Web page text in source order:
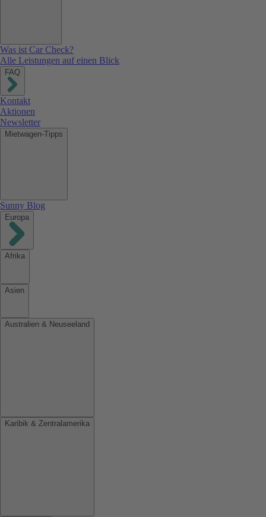
Was ist Car Check?
Alle Leistungen auf einen Blick
FAQ
Kontakt
Aktionen
Newsletter
Mietwagen-Tipps
Sunny Blog
Europa
Afrika
Asien
Australien & Neuseeland
Karibik & Zentralamerika